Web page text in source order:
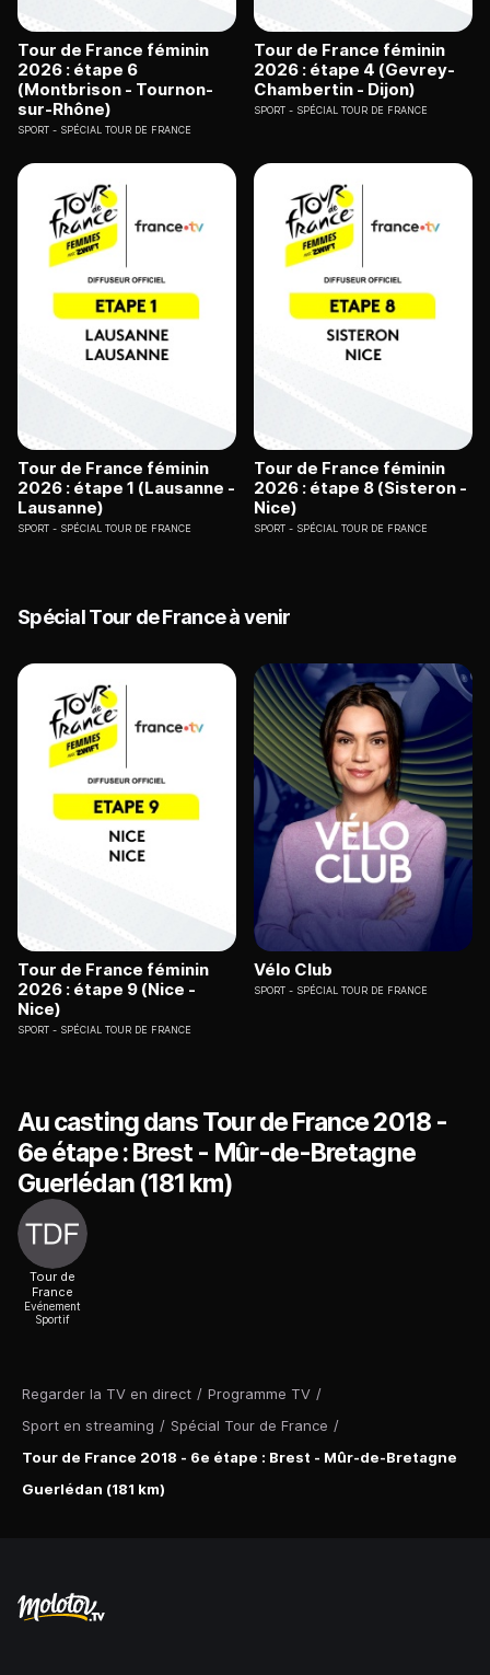
Regarder la TV en direct / Programme TV /
Sport en streaming / Spécial Tour de France /
Tour de France 2018 - 6e étape : Brest - Mûr-de-Bretagne
Guerlédan (181 km)
Tour de France féminin
2026 : étape 6
(Montbrison - Tournon-
sur-Rhône)
SPORT SPÉCIAL TOUR DE FRANCE
Tour de France féminin
2026 : étape 4 (Gevrey-
Chambertin - Dijon)
SPORT SPÉCIAL TOUR DE FRANCE
Tour de France féminin
2026 : étape 1 (Lausanne -
Lausanne)
SPORT SPÉCIAL TOUR DE FRANCE
Tour de France féminin
2026 : étape 8 (Sisteron -
Nice)
SPORT SPÉCIAL TOUR DE FRANCE
Spécial Tour de France à venir
Tour de France féminin
2026 : étape 9 (Nice -
Nice)
SPORT SPÉCIAL TOUR DE FRANCE
Vélo Club
SPORT SPÉCIAL TOUR DE FRANCE
Au casting dans Tour de France 2018 -
6e étape : Brest - Mûr-de-Bretagne
Guerlédan (181 km)
Tour de
France
Evénement
Sportif